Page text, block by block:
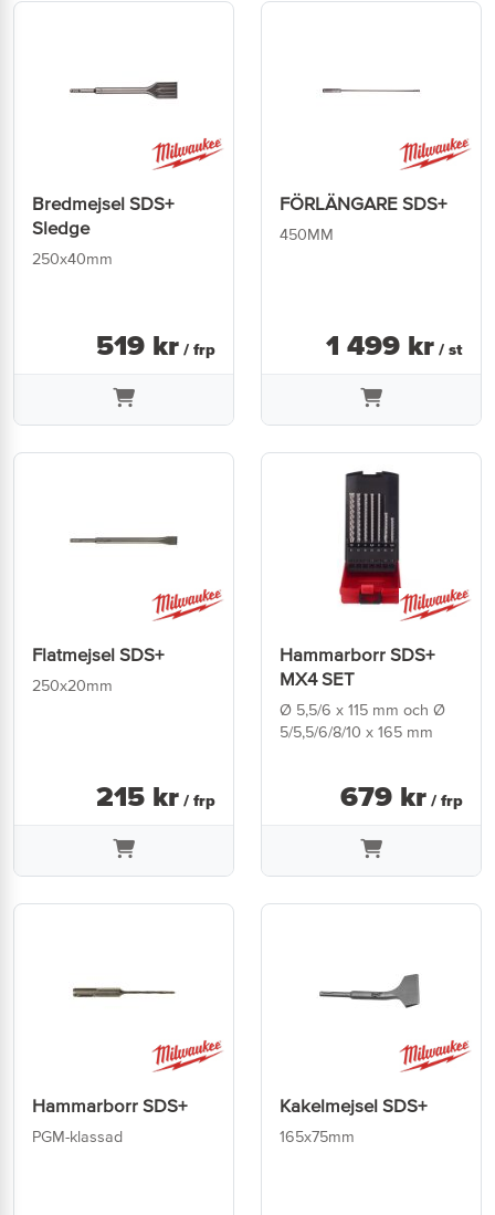
Bredmejsel SDS+
Sledge
250x40mm
519 kr / frp
FÖRLÄNGARE SDS+
450MM
1 499 kr / st
Flatmejsel SDS+
250x20mm
215 kr / frp
Hammarborr SDS+
MX4 SET
Ø 5,5/6 x 115 mm och Ø
5/5,5/6/8/10 x 165 mm
679 kr / frp
Hammarborr SDS+
PGM-klassad
Kakelmejsel SDS+
165x75mm